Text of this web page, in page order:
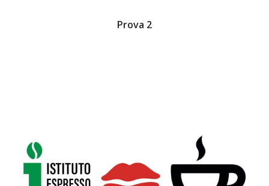
Prova 2